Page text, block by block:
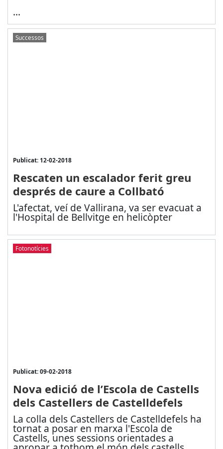
...
Successos
Publicat: 12-02-2018
Rescaten un escalador ferit greu
després de caure a Collbató
L'afectat, veí de Vallirana, va ser evacuat a
l'Hospital de Bellvitge en helicòpter
Fotonotícies
Publicat: 09-02-2018
Nova edició de l’Escola de Castells
dels Castellers de Castelldefels
La colla dels Castellers de Castelldefels ha
tornat a posar en marxa l'Escola de
Castells, unes sessions orientades a